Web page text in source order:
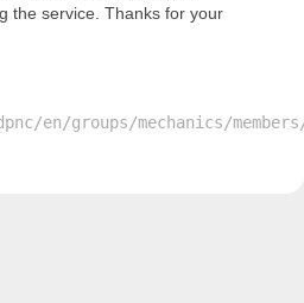
the service. Thanks for your
en/groups/mechanics/